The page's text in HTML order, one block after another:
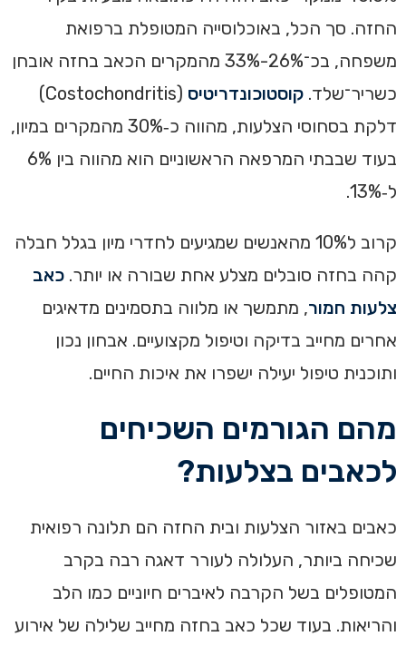
החזה. סך הכל, באוכלוסייה המטופלת ברפואת
משפחה, בכ־26%-33% מהמקרים הכאב בחזה אובחן
כשריר־שלד. קוסטוכונדריטיס
(Costochondritis)
דלקת בסחוסי הצלעות, מהווה כ‑30% מהמקרים במיון,
בעוד שבבתי המרפאה הראשוניים הוא מהווה בין 6%
ל‑13%.
קרוב ל10% מהאנשים שמגיעים לחדרי מיון בגלל חבלה
קהה בחזה סובלים מצלע אחת שבורה או יותר. כאב
צלעות חמור, מתמשך או מלווה בתסמינים מדאיגים
אחרים מחייב בדיקה וטיפול מקצועיים. אבחון נכון
ותוכנית טיפול יעילה ישפרו את איכות החיים.
מהם הגורמים השכיחים
לכאבים בצלעות?
כאבים באזור הצלעות ובית החזה הם תלונה רפואית
שכיחה ביותר, העלולה לעורר דאגה רבה בקרב
המטופלים בשל הקרבה לאיברים חיוניים כמו הלב
והריאות. בעוד שכל כאב בחזה מחייב שלילה של אירוע